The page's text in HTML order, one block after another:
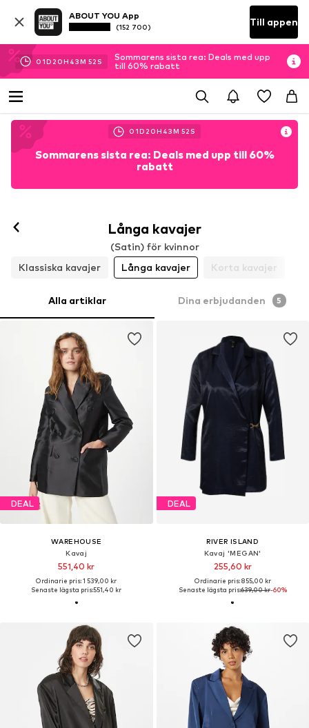
ABOUT YOU App
(152 700) Till appen
01D 20H 43M 52 S
Sommarens sista rea: Deals med upp
till 60% rabatt
01D 20H 43M 52 S
Sommarens sista rea: Deals med upp till 60%
rabatt
Långa kavajer
(Satin) för kvinnor
Klassiska kavajer
Långa kavajer Korta kavajer
Alla artiklar Dina erbjudanden 5
DEAL
WAREHOUSE
Kavaj
551,40 kr
Ordinarie pris: 1 539,00 kr
Senaste lägsta pris:551,40 kr
DEAL
RIVER ISLAND
Kavaj 'MEGAN'
255,60 kr
Ordinarie pris: 855,00 kr
Senaste lägsta pris:639,00 kr-60%